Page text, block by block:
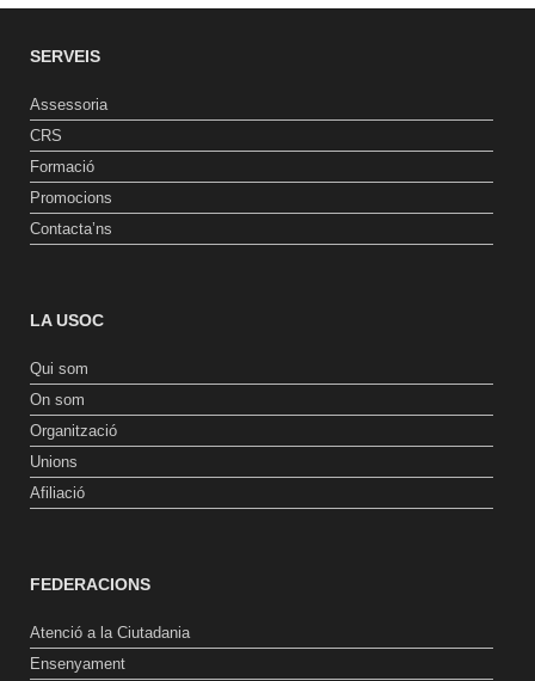
SERVEIS
Assessoria
CRS
Formació
Promocions
Contacta’ns
LA USOC
Qui som
On som
Organització
Unions
Afiliació
FEDERACIONS
Atenció a la Ciutadania
Ensenyament